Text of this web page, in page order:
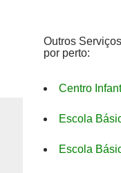
Outros
por perto:
Centro
Escola
Escola